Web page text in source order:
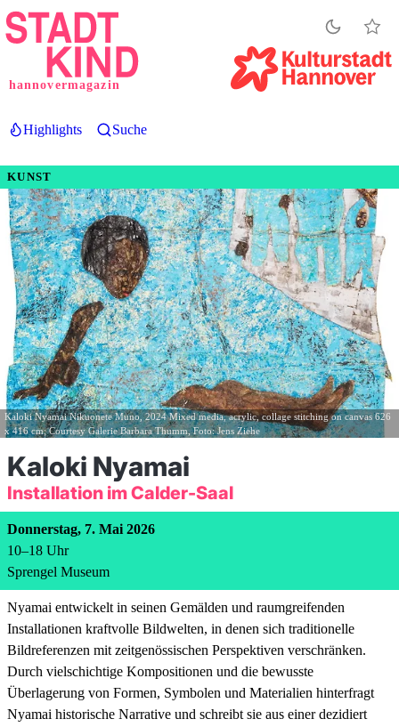
Direkt
zum
hannovermagazin
Highlights Suche
KUNST
Kaloki Nyamai Nikuonete Muno, 2024 Mixed media, acrylic, collage stitching on canvas 626
x 416 cm; Courtesy Galerie Barbara Thumm, Foto: Jens Ziehe
Kaloki Nyamai
Installation im Calder-Saal
Donnerstag, 7. Mai 2026
10–18 Uhr
Sprengel Museum
Nyamai entwickelt in seinen Gemälden und raumgreifenden
Installationen kraftvolle Bildwelten, in denen sich traditionelle
Bildreferenzen mit zeitgenössischen Perspektiven verschränken.
Durch vielschichtige Kompositionen und die bewusste
Überlagerung von Formen, Symbolen und Materialien hinterfragt
Nyamai historische Narrative und schreibt sie aus einer dezidiert